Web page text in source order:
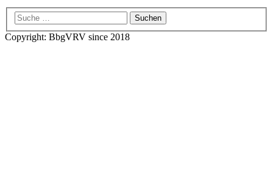
Copyright: BbgVRV since 2018